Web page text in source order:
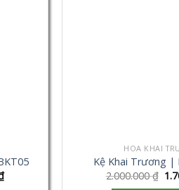
HOA KHAI
Kệ Khai Trương |
2.000.000₫